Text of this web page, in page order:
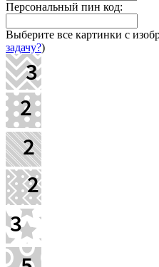
Персональный пин код:
Выберите все картинки с
задачу?)